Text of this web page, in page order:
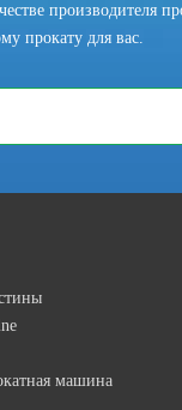
производителя
прокату для вас.
машина